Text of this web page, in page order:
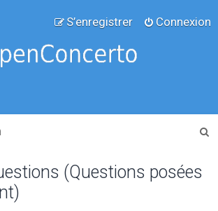
Connexion
S’enregistrer
(Questions posées